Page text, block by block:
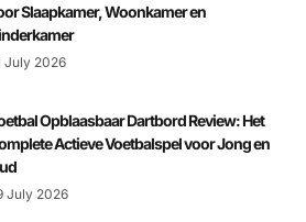
Slaapkamer, Woonkamer en
July 2026
Opblaasbaar Dartbord Review: Het
Actieve Voetbalspel voor Jong en
July 2026